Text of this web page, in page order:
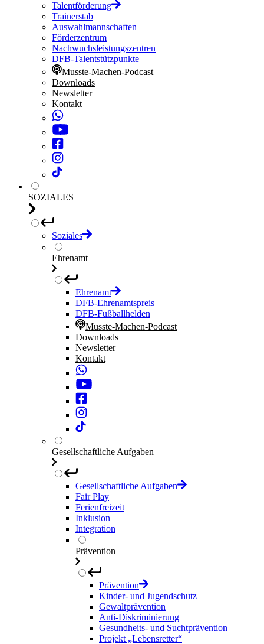
Talentförderung
Trainerstab
Auswahlmannschaften
Förderzentrum
Nachwuchsleistungszentren
DFB-Talentstützpunkte
Musste-Machen-Podcast
Downloads
Newsletter
Kontakt
SOZIALES
Soziales
Ehrenamt
Ehrenamt
DFB-Ehrenamtspreis
DFB-Fußballhelden
Musste-Machen-Podcast
Downloads
Newsletter
Kontakt
Gesellschaftliche Aufgaben
Gesellschaftliche Aufgaben
Fair Play
Ferienfreizeit
Inklusion
Integration
Prävention
Prävention
Kinder- und Jugendschutz
Gewaltprävention
Anti-Diskriminierung
Gesundheits- und Suchtprävention
Projekt „Lebensretter“